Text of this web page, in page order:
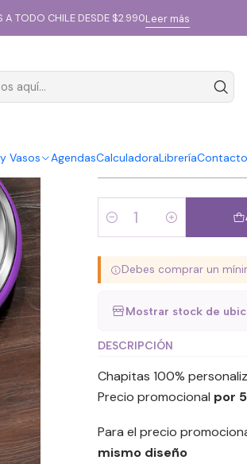
Vasos AgendasCalculadoraLibreríaContacto
A TODO CHILE DESDE $2.990Leer más
Impresiones Promo chapitas
|
Promo
Cantidad
Debes comprar un
Mostrar stock de
DESCRIPCIÓN
Chapitas 100%
Precio promocional por
Para el precio
mismo diseño